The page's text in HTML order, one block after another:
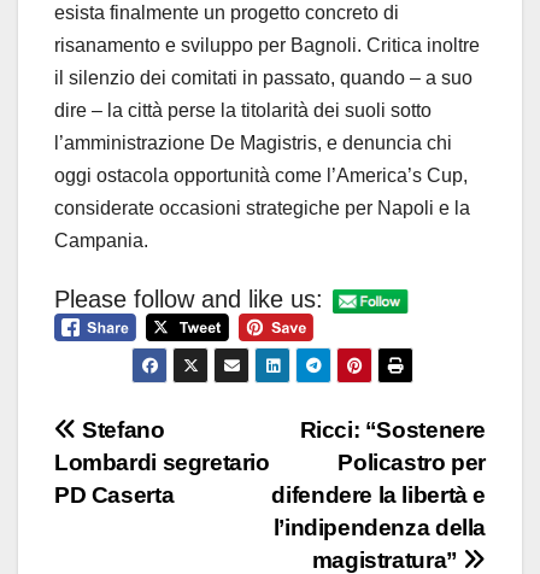
esista finalmente un progetto concreto di
risanamento e sviluppo per Bagnoli. Critica inoltre
il silenzio dei comitati in passato, quando – a suo
dire – la città perse la titolarità dei suoli sotto
l’amministrazione De Magistris, e denuncia chi
oggi ostacola opportunità come l’America’s Cup,
considerate occasioni strategiche per Napoli e la
Campania.
Please follow and like us:
Navigazione
articoli
Ricci: “Sostenere
Policastro per
difendere la libertà e
l’indipendenza della
magistratura”
Stefano
Lombardi segretario
PD Caserta